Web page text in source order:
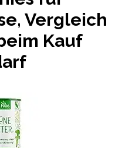
Vergleich
Kauf